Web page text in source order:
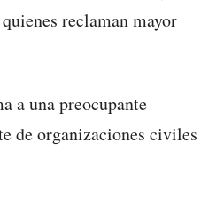
reclaman mayor
a una preocupante
de organizaciones civiles